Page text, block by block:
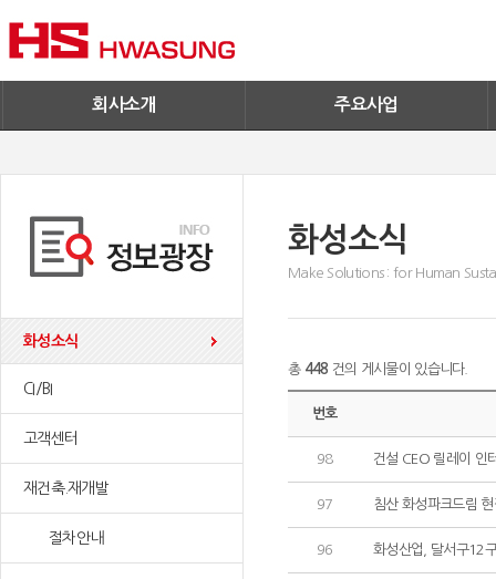
회사소개
기업IR
주요사업
화성소식
CI/BI
고객센터
재건축.재개발
절차안내
화성소식
Make Solutions : for Human
총 448 건의 게시물이 있습니다.
번호
98 건설 CEO 릴레이 인
97 침산 화성파크드림
96 화성산업, 달서구12